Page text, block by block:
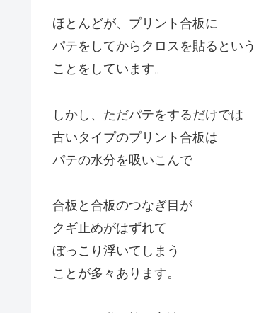
ほとんどが、プリント合板に
パテをしてからクロスを貼るという
ことをしています。
しかし、ただパテをするだけでは
古いタイプのプリント合板は
パテの水分を吸いこんで
合板と合板のつなぎ目が
クギ止めがはずれて
ぼっこり浮いてしまう
ことが多々あります。